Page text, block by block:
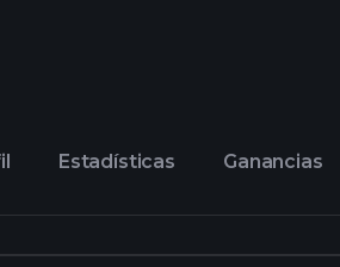
Estadísticas Ganancias